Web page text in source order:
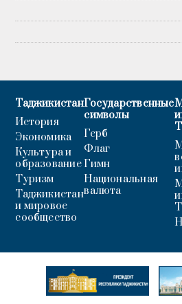
Таджикистан
История
Экономика
Культура и
образование
Туризм
Таджикистан
и мировое
сообщество
Государственные
символы
Герб
Флаг
Гимн
Национальная
валюта